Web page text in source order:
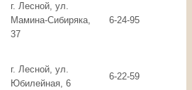
г. Лесной, ул.
Мамина-Сибиряка,
37
6-24-95
г. Лесной, ул.
Юбилейная, 6
6-22-59